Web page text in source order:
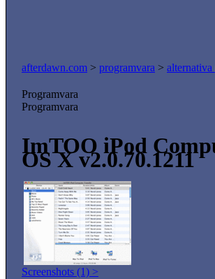
afterdawn.com > programvara >
Programvara
Programvara
ImTOO iPod
OS X v2.0.70.1211
Screenshots (1) >